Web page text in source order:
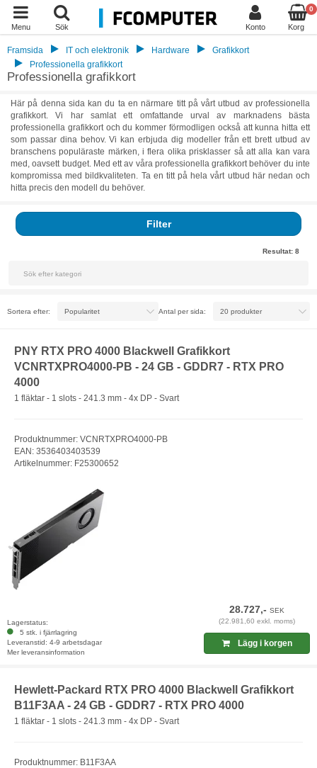
Menu Sök Konto
0
Korg
Framsida IT och elektronik Hardware
Grafikkort
Professionella grafikkort
Professionella grafikkort
Här på denna sida kan du ta en närmare titt på vårt utbud av professionella
grafikkort. Vi har samlat ett omfattande urval av marknadens bästa
professionella grafikkort och du kommer förmodligen också att kunna hitta ett
som passar dina behov. Vi kan erbjuda dig modeller från ett brett utbud av
branschens populäraste märken, i flera olika prisklasser så att alla kan vara
med, oavsett budget. Med ett av våra professionella grafikkort behöver du inte
kompromissa med bildkvaliteten. Ta en titt på hela vårt utbud här nedan och
hitta precis den modell du behöver.
Filter
Resultat: 8
Sortera efter: Antal per sida:
PNY RTX PRO 4000 Blackwell Grafikkort
VCNRTXPRO4000-PB - 24 GB - GDDR7 - RTX PRO
4000
1 fläktar - 1 slots - 241.3 mm - 4x DP - Svart
Produktnummer: VCNRTXPRO4000-PB
EAN: 3536403403539
Artikelnummer: F25300652
Lagerstatus:
5 stk. i fjärrlagring
Leveranstid: 4-9 arbetsdagar
Mer leveransinformation
28.727,-SEK
(22.981,60 exkl. moms)
Lägg i korgen
Hewlett-Packard RTX PRO 4000 Blackwell Grafikkort
B11F3AA - 24 GB - GDDR7 - RTX PRO 4000
1 fläktar - 1 slots - 241.3 mm - 4x DP - Svart
Produktnummer: B11F3AA